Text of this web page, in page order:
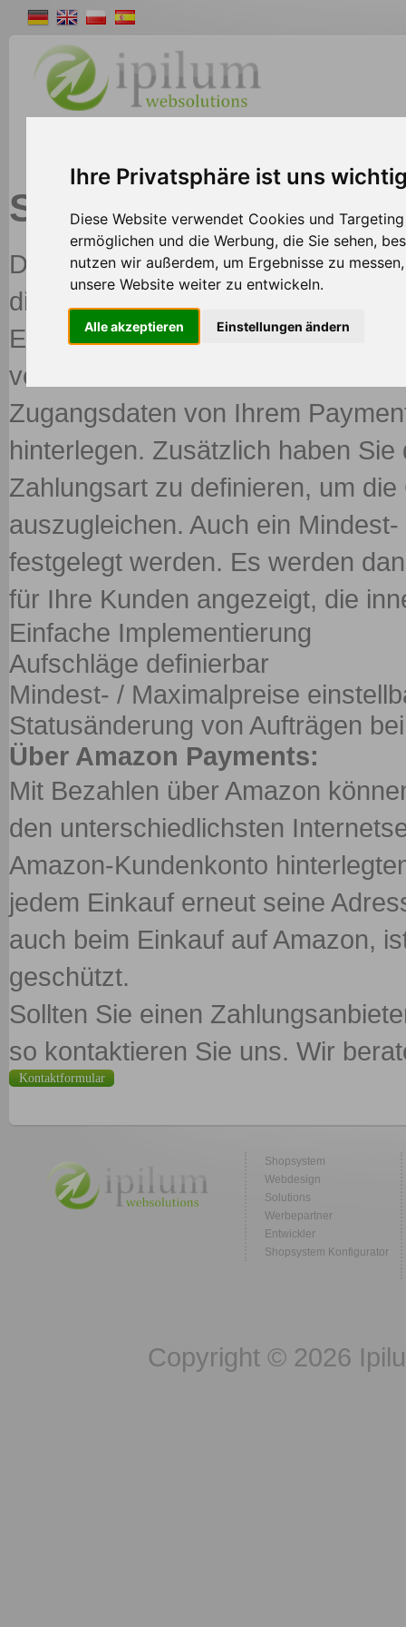
Ihre Privatsphäre ist uns
Diese Website verwendet Cookies und
ermöglichen und die Werbung, die Sie sehen,
nutzen wir außerdem, um Ergebnisse zu
unsere Website weiter zu entwickeln.
Alle akzeptieren Einstellungen ändern
Schnittstelle zu
Das Ipilum Shopsystem bietet
die passende Schnittstelle.
Einsatz von mehreren
verkaufsfördernd erwiesen. Alles
Zugangsdaten von Ihrem
hinterlegen. Zusätzlich haben
Zahlungsart zu definieren, um
auszugleichen. Auch ein
festgelegt werden. Es werden
für Ihre Kunden angezeigt, die
Einfache Implementierung
Aufschläge definierbar
Mindest- / Maximalpreise
Statusänderung von Aufträgen
Über Amazon Payments:
Mit Bezahlen über Amazon
den unterschiedlichsten
Amazon-Kundenkonto
jedem Einkauf erneut seine
auch beim Einkauf auf Amazon,
geschützt.
Sollten Sie einen
so kontaktieren Sie uns. Wir
Kontaktformular
Shopsystem
Webdesign
Solutions
Werbepartner
Entwickler
Shopsystem Konfigurator
Copyright © 2026